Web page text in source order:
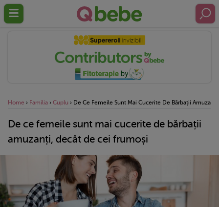
Home › Familia › Cuplu › De Ce Femeile Sunt Mai Cucerite De Bărbații
De ce femeile sunt mai cucerite de bărbații
amuzanți, decât de cei frumoși